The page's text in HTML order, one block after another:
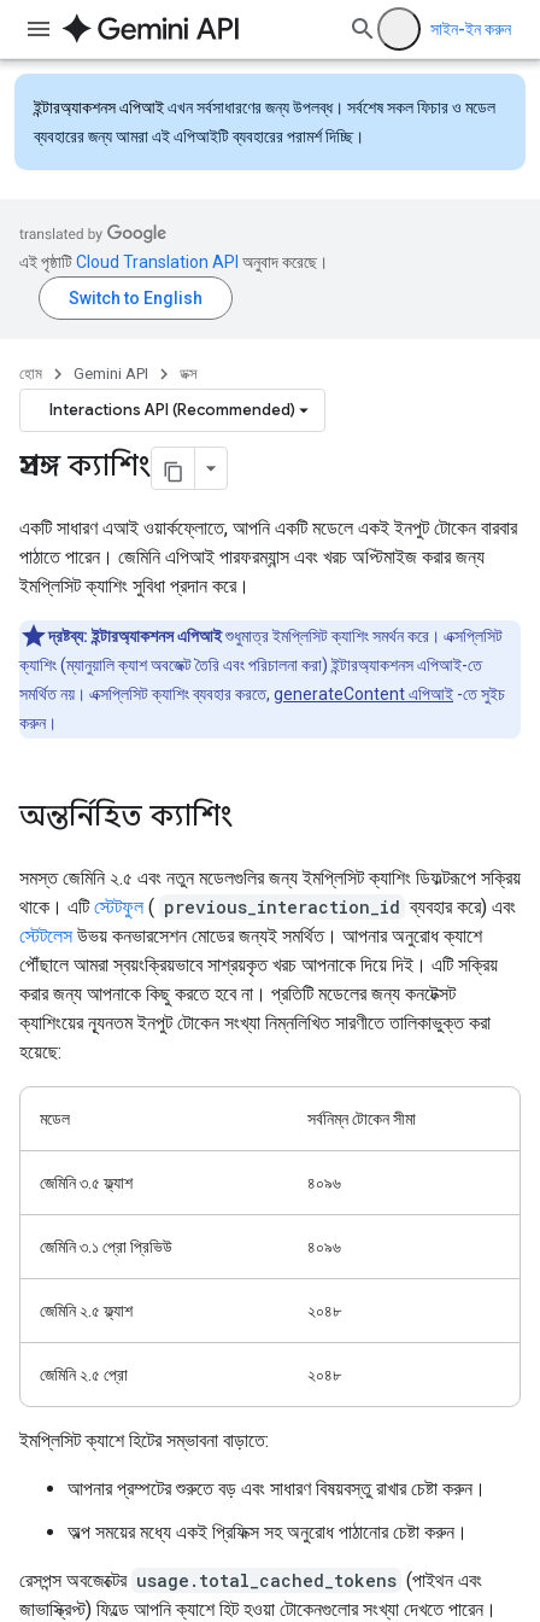
সাইন-ইন করুন
ইন্টারঅ্যাকশনস এপিআইএখন সর্বসাধারণের জন্য উপলব্ধ। সর্বশেষ সকল ফিচার ও মডেল
ব্যবহারের জন্য আমরা এই এপিআইটি ব্যবহারের পরামর্শ দিচ্ছি।
এই পৃষ্ঠাটিCloud Translation API অনুবাদ করেছে।
হোম Gemini API ডক্স
Interactions API (Recommended)
প্রসঙ্গ ক্যাশিং
একটি সাধারণ এআই ওয়ার্কফ্লোতে, আপনি একটি মডেলে একই ইনপুট টোকেন বারবার
পাঠাতে পারেন। জেমিনি এপিআই পারফরম্যান্স এবং খরচ অপ্টিমাইজ করার জন্য
ইমপ্লিসিট ক্যাশিং সুবিধা প্রদান করে।
দ্রষ্টব্য: ইন্টারঅ্যাকশনস এপিআইশুধুমাত্র ইমপ্লিসিট ক্যাশিং সমর্থন করে। এক্সপ্লিসিট
ক্যাশিং (ম্যানুয়ালি ক্যাশ অবজেক্ট তৈরি এবং পরিচালনা করা) ইন্টারঅ্যাকশনস এপিআই-তে
সমর্থিত নয়। এক্সপ্লিসিট ক্যাশিং ব্যবহার করতে, generateContent এপিআই -তে সুইচ
করুন।
অন্তর্নিহিত ক্যাশিং
সমস্ত জেমিনি ২.৫ এবং নতুন মডেলগুলির জন্য ইমপ্লিসিট ক্যাশিং ডিফল্টরূপে সক্রিয়
থাকে। এটিস্টেটফুল( previous_interaction_id ব্যবহার করে) এবং
স্টেটলেসউভয় কনভারসেশন মোডের জন্যই সমর্থিত। আপনার অনুরোধ ক্যাশে
পৌঁছালে আমরা স্বয়ংক্রিয়ভাবে সাশ্রয়কৃত খরচ আপনাকে দিয়ে দিই। এটি সক্রিয়
করার জন্য আপনাকে কিছু করতে হবে না। প্রতিটি মডেলের জন্য কনটেক্সট
ক্যাশিংয়ের ন্যূনতম ইনপুট টোকেন সংখ্যা নিম্নলিখিত সারণীতে তালিকাভুক্ত করা
হয়েছে:
মডেল সর্বনিম্ন টোকেন সীমা
জেমিনি ৩.৫ ফ্ল্যাশ ৪০৯৬
জেমিনি ৩.১ প্রো প্রিভিউ ৪০৯৬
জেমিনি ২.৫ ফ্ল্যাশ ২০৪৮
জেমিনি ২.৫ প্রো ২০৪৮
ইমপ্লিসিট ক্যাশে হিটের সম্ভাবনা বাড়াতে:
আপনার প্রম্পটের শুরুতে বড় এবং সাধারণ বিষয়বস্তু রাখার চেষ্টা করুন।
অল্প সময়ের মধ্যে একই প্রিফিক্স সহ অনুরোধ পাঠানোর চেষ্টা করুন।
রেসপন্স অবজেক্টের usage.total_cached_tokens (পাইথন এবং
জাভাস্ক্রিপ্ট) ফিল্ডে আপনি ক্যাশে হিট হওয়া টোকেনগুলোর সংখ্যা দেখতে পারেন।